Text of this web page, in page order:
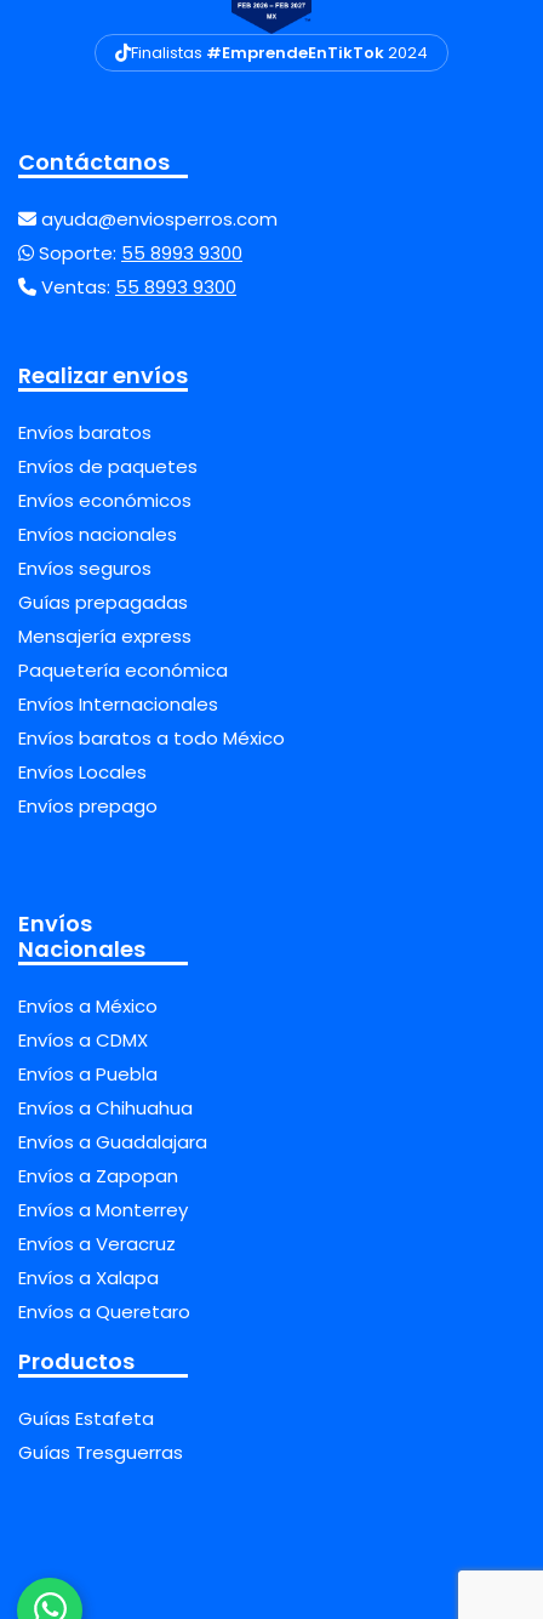
Finalistas #EmprendeEnTikTok2024
Contáctanos
ayuda@enviosperros.com
Soporte: 55 8993 9300
Ventas: 55 8993 9300
Realizar envíos
Envíos baratos
Envíos de paquetes
Envíos económicos
Envíos nacionales
Envíos seguros
Guías prepagadas
Mensajería express
Paquetería económica
Envíos Internacionales
Envíos baratos a todo México
Envíos Locales
Envíos prepago
Envíos
Nacionales
Envíos a México
Envíos a CDMX
Envíos a Puebla
Envíos a Chihuahua
Envíos a Guadalajara
Envíos a Zapopan
Envíos a Monterrey
Envíos a Veracruz
Envíos a Xalapa
Envíos a Queretaro
Productos
Guías Estafeta
Guías Tresguerras